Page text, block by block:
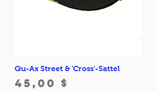
Qu-Ax Street & 'Cross'-Sattel
Preis
45,00 $